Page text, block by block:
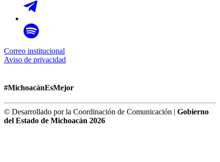
Correo institucional
Aviso de privacidad
#MichoacánEsMejor
© Desarrollado por la Coordinación de Comunicación | Gobierno
del Estado de Michoacán 2026